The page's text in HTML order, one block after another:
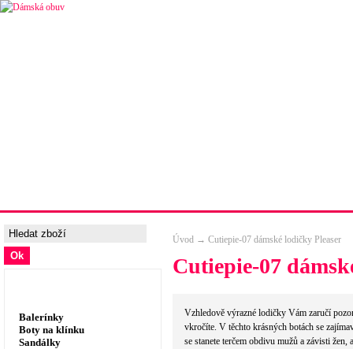
Balerínky
Boty na klínku
Sandálky
Úvod → Cutiepie-07 dámské lodičky Pleaser
Cutiepie-07
Vzhledově výrazné lodičky Vám zaručí
vkročíte. V těchto krásných botách se
se stanete terčem obdivu mužů a závisti žen,